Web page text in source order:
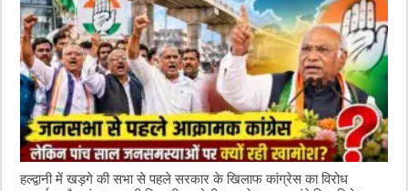
हल्द्वानी में खड़गे की सभा से पहले सरकार के खिलाफ कांग्रेस का विरोध